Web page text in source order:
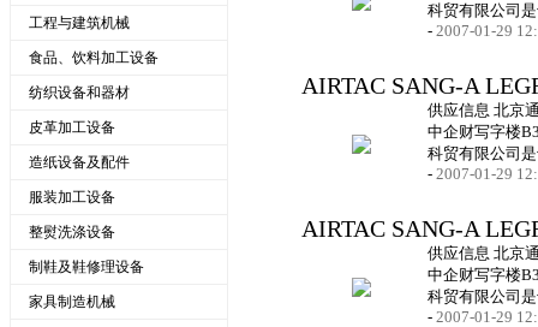
工程与建筑机械
食品、饮料加工设备
纺织设备和器材
皮革加工设备
造纸设备及配件
服装加工设备
整熨洗涤设备
制鞋及鞋修理设备
家具制造机械
科贸有限公司
- 2007-01-29
AIRTAC SANG-A
供应信息 北京
中企财写字楼
科贸有限公司
- 2007-01-29
AIRTAC SANG-A
供应信息 北京
中企财写字楼
科贸有限公司
- 2007-01-29